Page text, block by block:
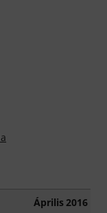
Április 2016